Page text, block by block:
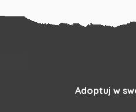
Adoptuj w